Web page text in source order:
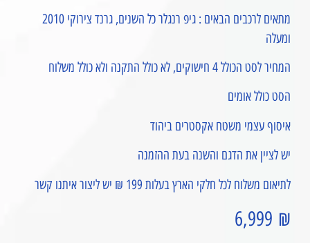
מתאים לרכבים הבאים : גיפ רנגלר כל השנים, גרנד צירוקי 2010
ומעלה
המחיר לסט הכולל 4 חישוקים, לא כולל התקנה ולא כולל משלוח
הסט כולל אומים
איסוף עצמי משטח אקסטרים ביהוד
יש לציין את הדגם והשנה בעת ההזמנה
לתיאום משלוח לכל חלקי הארץ בעלות 199 ₪ יש ליצור איתנו קשר
6,999 ₪